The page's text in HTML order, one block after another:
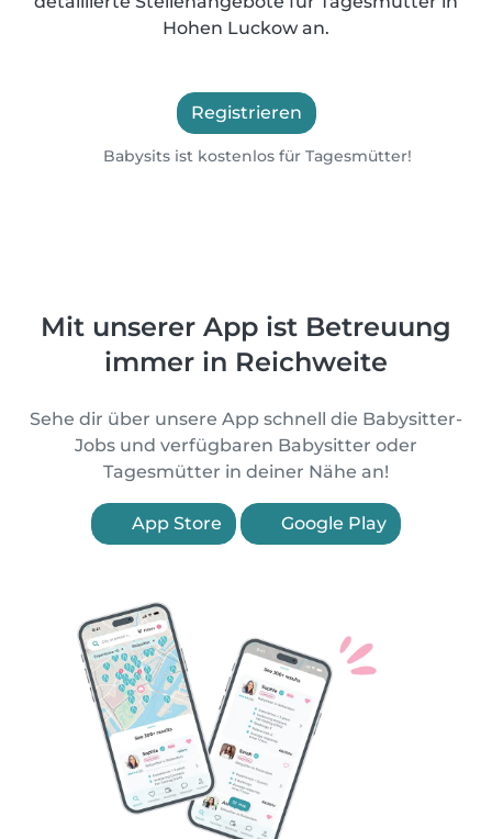
Hohen Luckow an.
Registrieren
Babysits ist kostenlos für Tagesmütter!
Mit unserer App ist Betreuung
immer in Reichweite
Sehe dir über unsere App schnell die Babysitter-
Jobs und verfügbaren Babysitter oder
Tagesmütter in deiner Nähe an!
App Store Google Play